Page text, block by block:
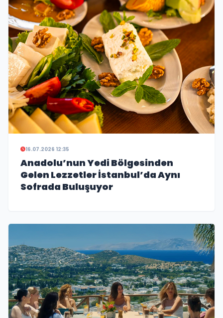
16.07.2026 12:35
Anadolu’nun Yedi Bölgesinden
Gelen Lezzetler İstanbul’da Aynı
Sofrada Buluşuyor